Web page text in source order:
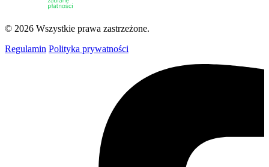
© 2026 Wszystkie prawa zastrzeżone.
Regulamin Polityka prywatności